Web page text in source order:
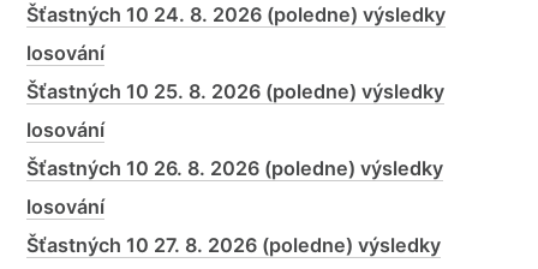
Šťastných 10 24. 8. 2026 (poledne) výsledky
losování
Šťastných 10 25. 8. 2026 (poledne) výsledky
losování
Šťastných 10 26. 8. 2026 (poledne) výsledky
losování
Šťastných 10 27. 8. 2026 (poledne) výsledky